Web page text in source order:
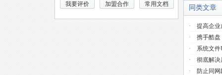
我要评价 加盟合作 常用文档 同类文章
· 提高企业
· 携手酷盘
· 系统文件
· 彻底解决
· 防止同